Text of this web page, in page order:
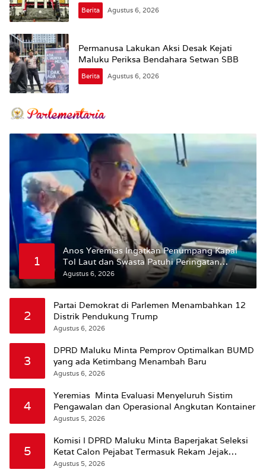
Berita Agustus 6, 2026
Permanusa Lakukan Aksi Desak Kejati
Maluku Periksa Bendahara Setwan SBB
Berita Agustus 6, 2026
1
Anos Yeremias Ingatkan Penumpang Kapal
Tol Laut dan Swasta Patuhi Peringatan
BMKG
Agustus 6, 2026
2
Partai Demokrat di Parlemen Menambahkan 12
Distrik Pendukung Trump
Agustus 6, 2026
3
DPRD Maluku Minta Pemprov Optimalkan BUMD
yang ada Ketimbang Menambah Baru
Agustus 6, 2026
4
Yeremias Minta Evaluasi Menyeluruh Sistim
Pengawalan dan Operasional Angkutan Kontainer
Agustus 5, 2026
5
Komisi I DPRD Maluku Minta Baperjakat Seleksi
Ketat Calon Pejabat Termasuk Rekam Jejak
Hukum
Agustus 5, 2026